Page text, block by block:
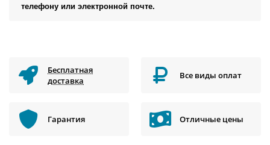
телефону или электронной почте.
Бесплатная
доставка
Все виды оплат
Гарантия Отличные цены